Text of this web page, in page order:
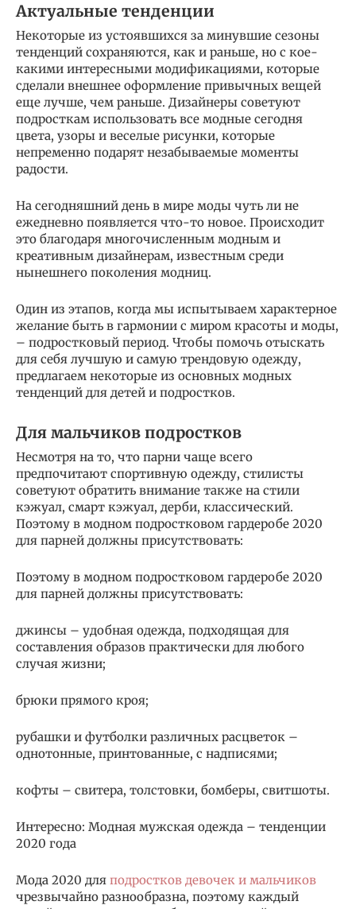
Актуальные тенденции
Некоторые из устоявшихся за минувшие сезоны
тенденций сохраняются, как и раньше, но с кое-
какими интересными модификациями, которые
сделали внешнее оформление привычных вещей
еще лучше, чем раньше. Дизайнеры советуют
подросткам использовать все модные сегодня
цвета, узоры и веселые рисунки, которые
непременно подарят незабываемые моменты
радости.
На сегодняшний день в мире моды чуть ли не
ежедневно появляется что-то новое. Происходит
это благодаря многочисленным модным и
креативным дизайнерам, известным среди
нынешнего поколения модниц.
Один из этапов, когда мы испытываем характерное
желание быть в гармонии с миром красоты и моды,
– подростковый период. Чтобы помочь отыскать
для себя лучшую и самую трендовую одежду,
предлагаем некоторые из основных модных
тенденций для детей и подростков.
Для мальчиков подростков
Несмотря на то, что парни чаще всего
предпочитают спортивную одежду, стилисты
советуют обратить внимание также на стили
кэжуал, смарт кэжуал, дерби, классический.
Поэтому в модном подростковом гардеробе 2020
для парней должны присутствовать:
Поэтому в модном подростковом гардеробе 2020
для парней должны присутствовать:
джинсы – удобная одежда, подходящая для
составления образов практически для любого
случая жизни;
брюки прямого кроя;
рубашки и футболки различных расцветок –
однотонные, принтованные, с надписями;
кофты – свитера, толстовки, бомберы, свитшоты.
Интересно: Модная мужская одежда – тенденции
2020 года
Мода 2020 для подростков девочек и мальчиков
чрезвычайно разнообразна, поэтому каждый